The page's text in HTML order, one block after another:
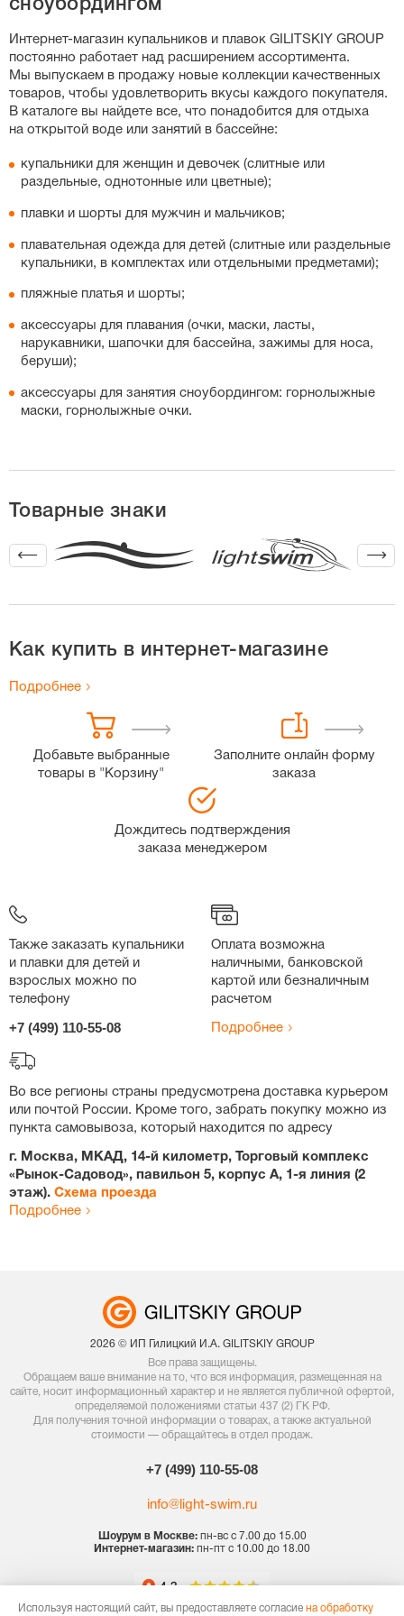
слитных купальников, особенно спортивных моделей с
если у вас высокий рост, выбирайте больший размер,
чтобы бретели не врезались в плечи. Вы также можете
свериться с нашей точной таблицей размеров на
странице каждого товара.
сноубордингом
Интернет-магазин купальников и плавок GILITSKIY GROUP
постоянно работает над расширением ассортимента.
Мы выпускаем в продажу новые коллекции качественных
товаров, чтобы удовлетворить вкусы каждого покупателя.
В каталоге вы найдете все, что понадобится для отдыха
на открытой воде или занятий в бассейне:
купальники для женщин и девочек (слитные или
раздельные, однотонные или цветные);
плавки и шорты для мужчин и мальчиков;
плавательная одежда для детей (слитные или раздельные
купальники, в комплектах или отдельными предметами);
пляжные платья и шорты;
аксессуары для плавания (очки, маски, ласты,
нарукавники, шапочки для бассейна, зажимы для носа,
беруши);
аксессуары для занятия сноубордингом: горнолыжные
маски, горнолыжные очки.
Товарные знаки
Как купить в интернет-магазине
Подробнее
Добавьте выбранные
товары в "Корзину"
Заполните онлайн форму
заказа
Дождитесь подтверждения
заказа менеджером
Также заказать купальники
и плавки для детей и
взрослых можно по
телефону
+7 (499) 110-55-08
Оплата возможна
наличными, банковской
картой или безналичным
расчетом
Подробнее
Во все регионы страны предусмотрена доставка курьером
или почтой России. Кроме того, забрать покупку можно из
пункта самовывоза, который находится по адресу
г. Москва, МКАД, 14-й километр, Торговый комплекс
«Рынок-Садовод», павильон 5, корпус А, 1-я линия (2
этаж). Схема проезда
Подробнее
2026 © ИП Гилицкий И.А. GILITSKIY GROUP
Все права защищены.
Обращаем ваше внимание на то, что вся информация, размещенная на
сайте, носит информационный характер и не является публичной офертой,
определяемой положениями статьи 437 (2) ГК РФ.
Для получения точной информации о товарах, а также актуальной
стоимости — обращайтесь в отдел продаж.
+7 (499) 110-55-08
info@light-swim.ru
Шоурум в Москве:пн-вс с 7.00 до 15.00
Интернет-магазин: пн-пт с 10.00 до 18.00
Используя настоящий сайт, вы предоставляете согласие на обработку